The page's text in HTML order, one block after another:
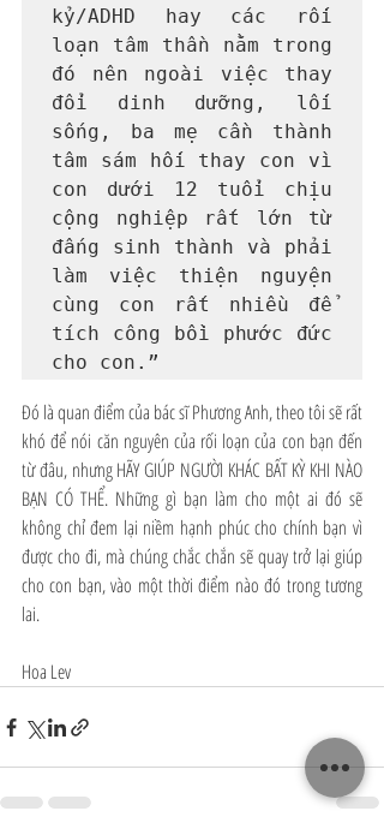
kỷ/ADHD hay các rối
loạn tâm thần nằm trong
đó nên ngoài việc thay
đổi dinh dưỡng, lối
sống, ba mẹ cần thành
tâm sám hối thay con vì
con dưới 12 tuổi chịu
cộng nghiệp rất lớn từ
đấng sinh thành và phải
làm việc thiện nguyện
cùng con rất nhiều để
tích công bồi phước đức
cho con.”
Đó là quan điểm của bác sĩ Phương Anh, theo tôi sẽ rất
khó để nói căn nguyên của rối loạn của con bạn đến
từ đâu, nhưng HÃY GIÚP NGƯỜI KHÁC BẤT KỲ KHI NÀO
BẠN CÓ THỂ. Những gì bạn làm cho một ai đó sẽ
không chỉ đem lại niềm hạnh phúc cho chính bạn vì
được cho đi, mà chúng chắc chắn sẽ quay trở lại giúp
cho con bạn, vào một thời điểm nào đó trong tương
lai.
Hoa Lev